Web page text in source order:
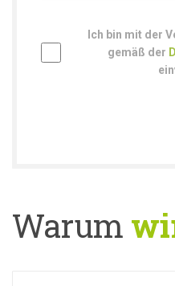
Ich bin mit der
gemäß der
Warum